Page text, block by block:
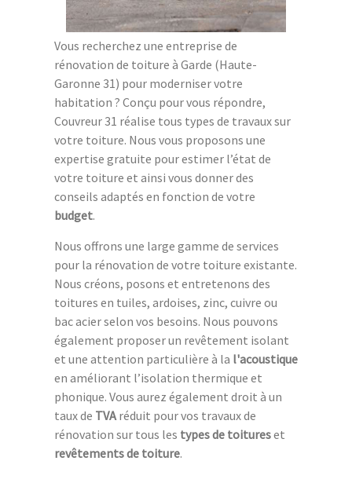
Vous recherchez une entreprise de
rénovation de toiture à Garde (Haute-
Garonne 31) pour moderniser votre
habitation ? Conçu pour vous répondre,
Couvreur 31 réalise tous types de travaux sur
votre toiture. Nous vous proposons une
expertise gratuite pour estimer l’état de
votre toiture et ainsi vous donner des
conseils adaptés en fonction de votre
budget.
Nous offrons une large gamme de services
pour la rénovation de votre toiture existante.
Nous créons, posons et entretenons des
toitures en tuiles, ardoises, zinc, cuivre ou
bac acier selon vos besoins. Nous pouvons
également proposer un revêtement isolant
et une attention particulière à la l'acoustique
en améliorant l’isolation thermique et
phonique. Vous aurez également droit à un
taux de TVA réduit pour vos travaux de
rénovation sur tous les types de toitureset
revêtements de toiture.